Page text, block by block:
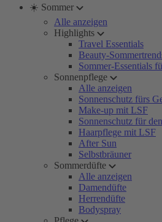
☀️ Sommer
Alle anzeigen
Highlights
Travel Essentials
Beauty-
Sommer-Essentials
Sonnenpflege
Alle anzeigen
Sonnenschutz fürs
Make-up mit LSF
Sonnenschutz für
Haarpflege mit LSF
After Sun
Selbstbräuner
Sommerdüfte
Alle anzeigen
Damendüfte
Herrendüfte
Bodyspray